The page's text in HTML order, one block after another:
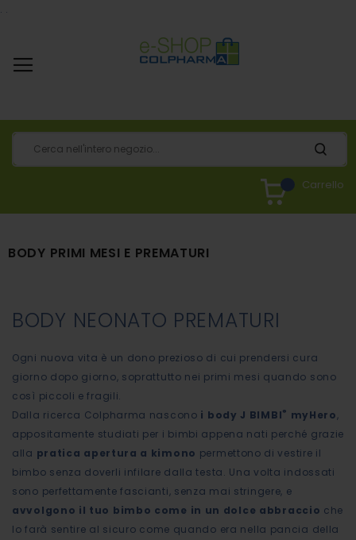
. .
Carrello
BODY PRIMI MESI E PREMATURI
BODY NEONATO PREMATURI
Ogni nuova vita è un dono prezioso di cui prendersi cura
giorno dopo giorno, soprattutto nei primi mesi quando sono
così piccoli e fragili.
Dalla ricerca Colpharma nascono i body J BIMBI® myHero,
appositamente studiati per i bimbi appena nati perché grazie
alla pratica apertura a kimono permettono di vestire il
bimbo senza doverli infilare dalla testa. Una volta indossati
sono perfettamente fascianti, senza mai stringere, e
avvolgono il tuo bimbo come in un dolce abbraccio che
lo farà sentire al sicuro come quando era nella pancia della